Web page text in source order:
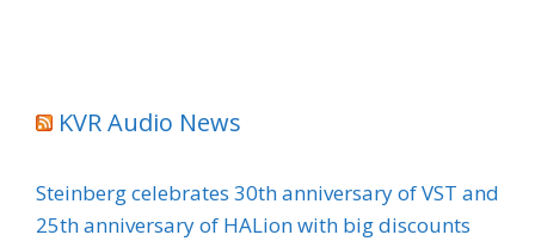
KVR Audio News
Steinberg celebrates 30th anniversary of VST and
25th anniversary of HALion with big discounts